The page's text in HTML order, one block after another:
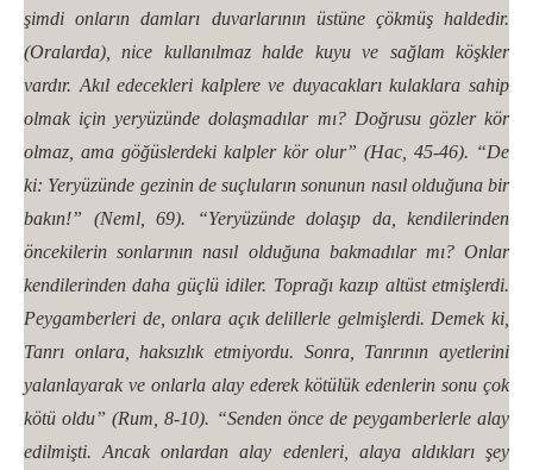
şimdi onların damları duvarlarının üstüne çökmüş haldedir.
(Oralarda), nice kullanılmaz halde kuyu ve sağlam köşkler
vardır. Akıl edecekleri kalplere ve duyacakları kulaklara sahip
olmak için yeryüzünde dolaşmadılar mı? Doğrusu gözler kör
olmaz, ama göğüslerdeki kalpler kör olur” (Hac, 45-46). “De
ki: Yeryüzünde gezinin de suçluların sonunun nasıl olduğuna bir
bakın!” (Neml, 69). “Yeryüzünde dolaşıp da, kendilerinden
öncekilerin sonlarının nasıl olduğuna bakmadılar mı? Onlar
kendilerinden daha güçlü idiler. Toprağı kazıp altüst etmişlerdi.
Peygamberleri de, onlara açık delillerle gelmişlerdi. Demek ki,
Tanrı onlara, haksızlık etmiyordu. Sonra, Tanrının ayetlerini
yalanlayarak ve onlarla alay ederek kötülük edenlerin sonu çok
kötü oldu” (Rum, 8-10). “Senden önce de peygamberlerle alay
edilmişti. Ancak onlardan alay edenleri, alaya aldıkları şey